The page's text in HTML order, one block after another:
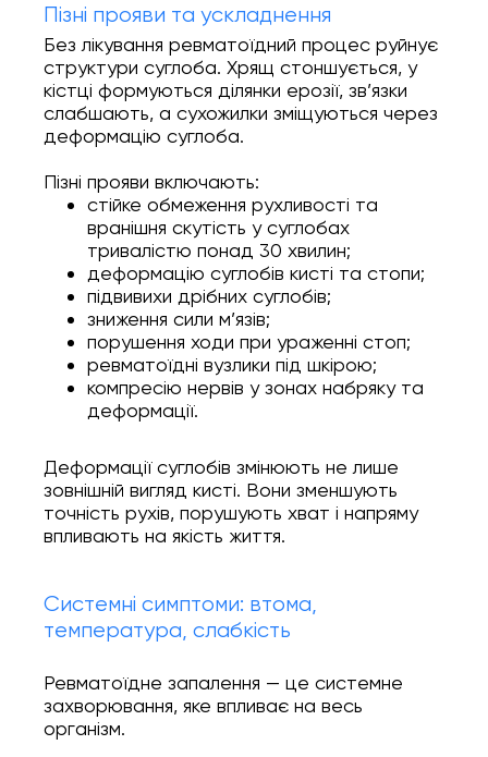
Пізні прояви та ускладнення
Без лікування ревматоїдний процес руйнує
структури суглоба. Хрящ стоншується, у
кістці формуються ділянки ерозії, зв’язки
слабшають, а сухожилки зміщуються через
деформацію суглоба.
Пізні прояви включають:
стійке обмеження рухливості та
вранішня скутість у суглобах
тривалістю понад 30 хвилин;
деформацію суглобів кисті та стопи;
підвивихи дрібних суглобів;
зниження сили м’язів;
порушення ходи при ураженні стоп;
ревматоїдні вузлики під шкірою;
компресію нервів у зонах набряку та
деформації.
Деформації суглобів змінюють не лише
зовнішній вигляд кисті. Вони зменшують
точність рухів, порушують хват і напряму
впливають на якість життя.
Системні симптоми: втома,
температура, слабкість
Ревматоїдне запалення — це системне
захворювання, яке впливає на весь
організм.